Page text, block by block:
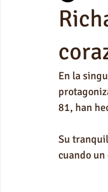
En la
81, han
Su
cuando